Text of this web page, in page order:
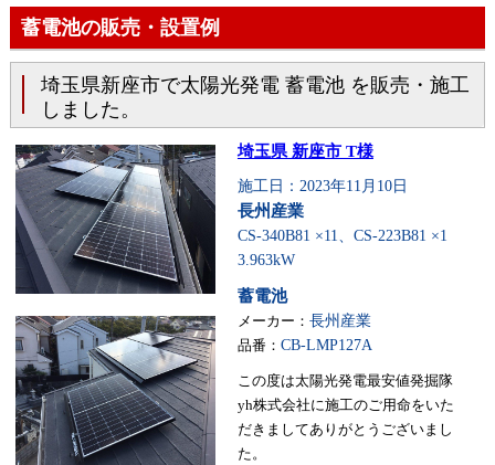
蓄電池の販売・設置例
埼玉県新座市で太陽光発電 蓄電池 を販売・施工
しました。
埼玉県 新座市 T様
施工日：2023年11月10日
長州産業
CS-340B81 ×11、CS-223B81 ×1
3.963kW
蓄電池
メーカー： 長州産業
品番： CB-LMP127A
この度は太陽光発電最安値発掘隊
yh株式会社に施工のご用命をいた
だきましてありがとうございまし
た。